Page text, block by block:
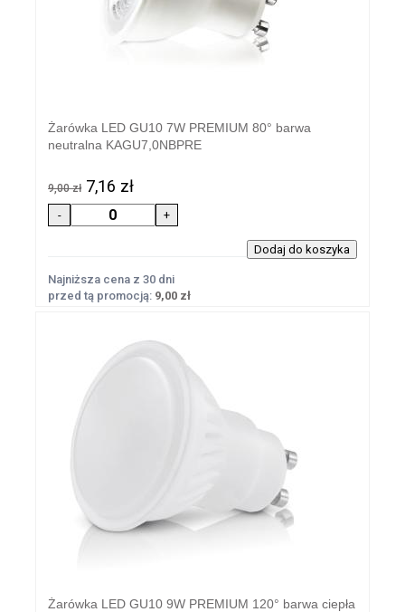
Żarówka LED GU10 7W PREMIUM 80° barwa
neutralna KAGU7,0NBPRE
9,00 zł 7,16 zł
Najniższa cena z 30 dni
przed tą promocją: 9,00 zł
Żarówka LED GU10 9W PREMIUM 120° barwa ciepła